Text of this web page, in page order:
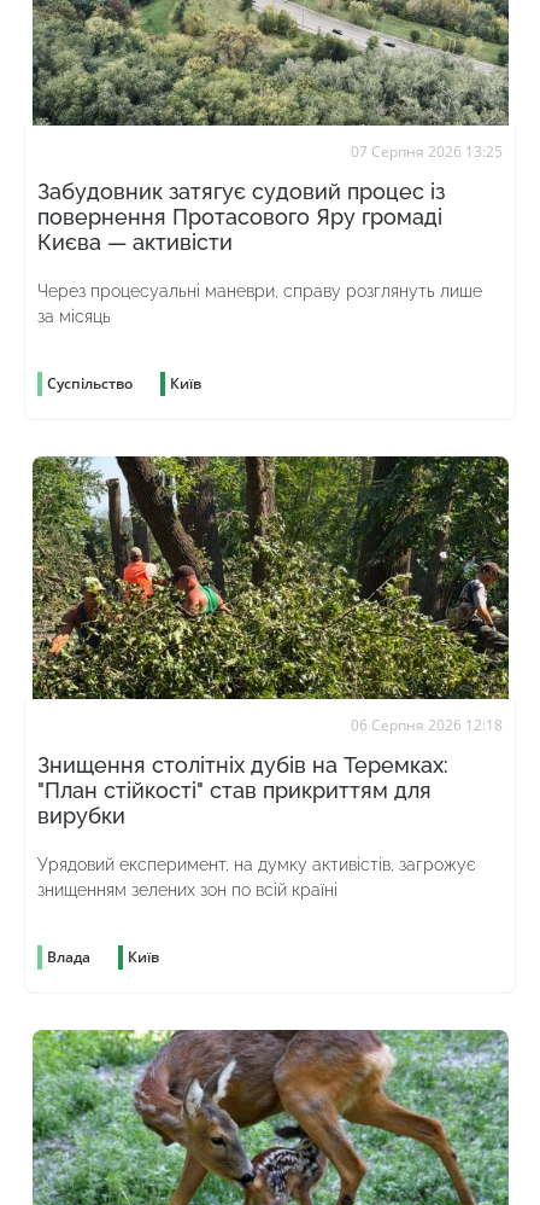
07 Серпня 2026 13:25
Забудовник затягує судовий процес із
повернення Протасового Яру громаді
Києва — активісти
Через процесуальні маневри, справу розглянуть лише
за місяць
Суспільство Київ
06 Серпня 2026 12:18
Знищення столітніх дубів на Теремках:
"План стійкості" став прикриттям для
вирубки
Урядовий експеримент, на думку активістів, загрожує
знищенням зелених зон по всій країні
Влада Київ